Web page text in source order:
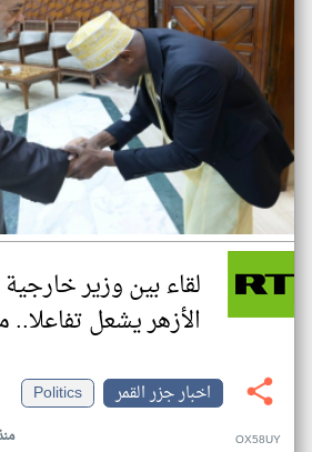
لقاء بين وزير
الأزهر يشعل
اخبار جزر القمر
Politics
OX58UY